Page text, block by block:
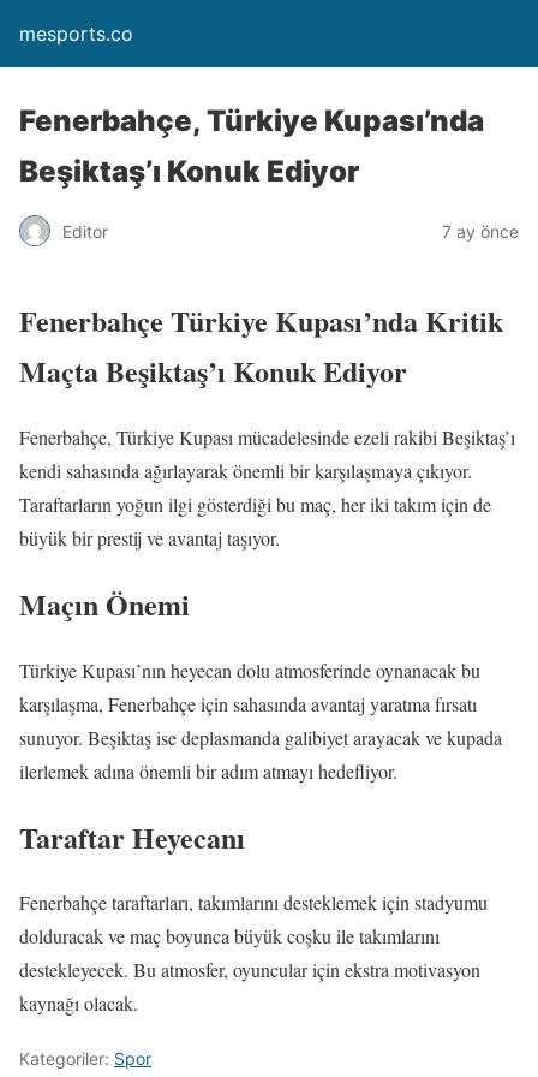
mesports.co
Fenerbahçe, Türkiye Kupası’nda
Beşiktaş’ı Konuk Ediyor
Editor 7 ay önce
Fenerbahçe Türkiye Kupası’nda Kritik
Maçta Beşiktaş’ı Konuk Ediyor
Fenerbahçe, Türkiye Kupası mücadelesinde ezeli rakibi Beşiktaş’ı
kendi sahasında ağırlayarak önemli bir karşılaşmaya çıkıyor.
Taraftarların yoğun ilgi gösterdiği bu maç, her iki takım için de
büyük bir prestij ve avantaj taşıyor.
Maçın Önemi
Türkiye Kupası’nın heyecan dolu atmosferinde oynanacak bu
karşılaşma, Fenerbahçe için sahasında avantaj yaratma fırsatı
sunuyor. Beşiktaş ise deplasmanda galibiyet arayacak ve kupada
ilerlemek adına önemli bir adım atmayı hedefliyor.
Taraftar Heyecanı
Fenerbahçe taraftarları, takımlarını desteklemek için stadyumu
dolduracak ve maç boyunca büyük coşku ile takımlarını
destekleyecek. Bu atmosfer, oyuncular için ekstra motivasyon
kaynağı olacak.
Kategoriler: Spor